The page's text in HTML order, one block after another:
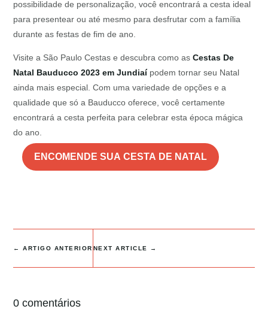
possibilidade de personalização, você encontrará a cesta ideal
para presentear ou até mesmo para desfrutar com a família
durante as festas de fim de ano.
Visite a São Paulo Cestas e descubra como asCestas De
Natal Bauducco 2023 em Jundiaípodem tornar seu Natal
ainda mais especial. Com uma variedade de opções e a
qualidade que só a Bauducco oferece, você certamente
encontrará a cesta perfeita para celebrar esta época mágica
do ano.
ENCOMENDE SUA CESTA DE NATAL
←ARTIGO ANTERIOR NEXT ARTICLE →
0 comentários